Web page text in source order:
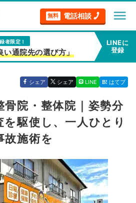
無料 電話相談 menu
者限定！
い通院先の選び方」
LINEに
登録
シェア シェア LINE はてブ
院・整体院｜姿勢分
駆使し、一人ひとり
故施術を